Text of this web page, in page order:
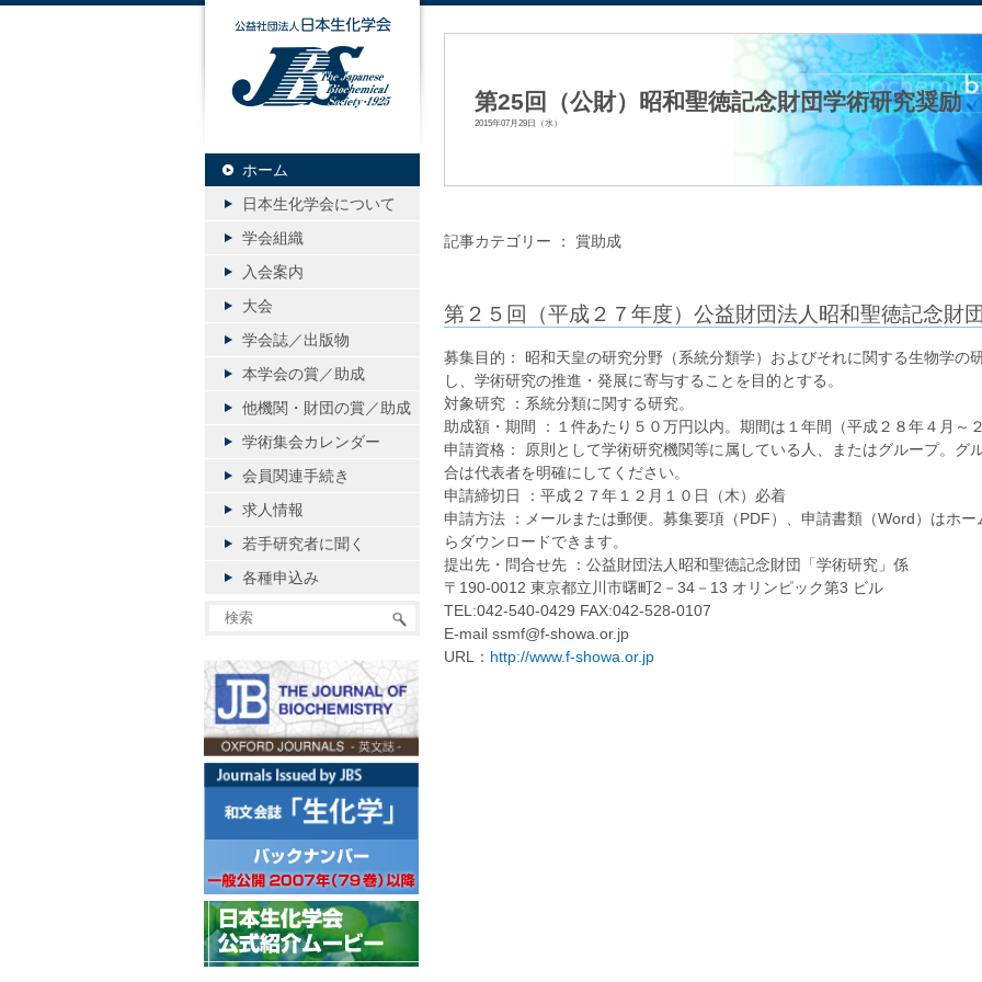
第25回（公財）昭和聖徳記念財団学術研究奨励
2015年07月29日（水）
記事カテゴリー ： 賞助成
第２５回（平成２７年度）公益財団法人昭和聖徳記念財
募集目的： 昭和天皇の研究分野（系統分類学）およびそれに関する生物学の
し、学術研究の推進・発展に寄与することを目的とする。
対象研究 ：系統分類に関する研究。
助成額・期間 ：１件あたり５０万円以内。期間は１年間（平成２８年４月～２
申請資格： 原則として学術研究機関等に属している人、またはグループ。グ
合は代表者を明確にしてください。
申請締切日 ：平成２７年１２月１０日（木）必着
申請方法 ：メールまたは郵便。募集要項（PDF）、申請書類（Word）はホー
らダウンロードできます。
提出先・問合せ先 ：公益財団法人昭和聖徳記念財団「学術研究」係
〒190-0012 東京都立川市曙町2－34－13 オリンピック第3 ビル
TEL:042-540-0429 FAX:042-528-0107
E-mail ssmf@f-showa.or.jp
URL： http://www.f-showa.or.jp
公益社団法人日本生化学会
ホーム
日本生化学会について
学会組織
入会案内
大会
学会誌／出版物
本学会の賞／助成
他機関・財団の賞／助成
学術集会カレンダー
会員関連手続き
求人情報
若手研究者に聞く
各種申込み